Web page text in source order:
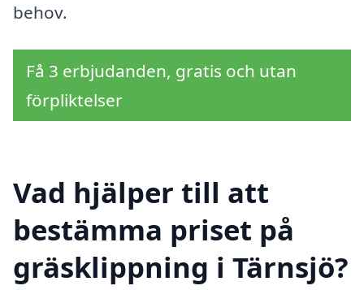
behov.
Få 3 erbjudanden, gratis och utan
förpliktelser
Vad hjälper till att
bestämma priset på
gräsklippning i Tärnsjö?